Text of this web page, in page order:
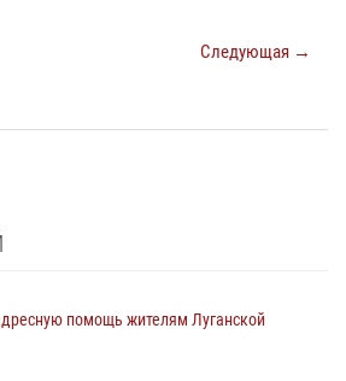
Следующая →
помощь жителям Луганской